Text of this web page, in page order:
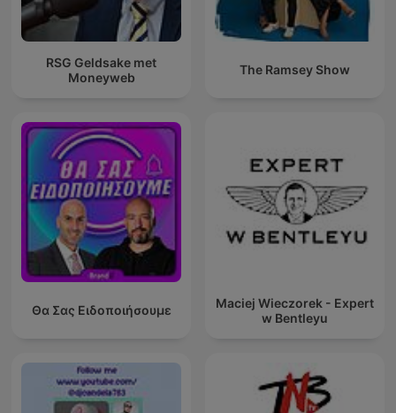
RSG Geldsake met
Moneyweb
The Ramsey Show
Θα Σας Ειδοποιήσουμε
Maciej Wieczorek - Expert
w Bentleyu